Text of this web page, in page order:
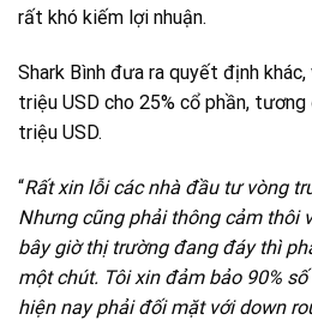
rất khó kiếm lợi nhuận.
Shark Bình đưa ra quyết định
triệu USD cho 25% cổ phần,
triệu USD.
“Rất xin lỗi các nhà đầu tư vòng
Nhưng cũng phải thông cảm thôi
bây giờ thị trường đang đáy thì
một chút. Tôi xin đảm bảo 90%
hiện nay phải đối mặt với down